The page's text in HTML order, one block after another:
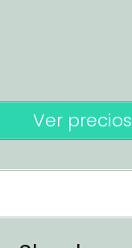
Ver precios